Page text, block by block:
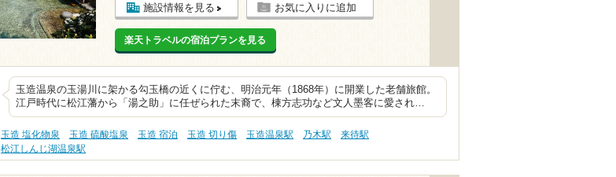
施設情報を見る お気に入りに追加
楽天トラベルの宿泊プランを見る
玉造温泉の玉湯川に架かる勾玉橋の近くに佇む、明治元年（1868年）に開業した老舗旅館。
江戸時代に松江藩から「湯之助」に任ぜられた末裔で、棟方志功など文人墨客に愛され…
玉造 塩化物泉 玉造 硫酸塩泉 玉造 宿泊 玉造 切り傷 玉造温泉駅 乃木駅
来待駅
松江しんじ湖温泉駅